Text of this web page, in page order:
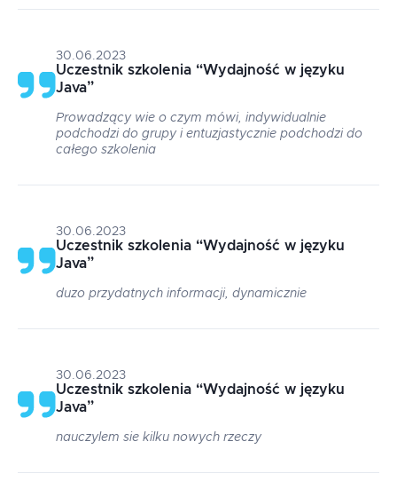
30.06.2023
Uczestnik szkolenia “Wydajność w języku
Java”
Prowadzący wie o czym mówi, indywidualnie
podchodzi do grupy i entuzjastycznie podchodzi do
całego szkolenia
30.06.2023
Uczestnik szkolenia “Wydajność w języku
Java”
duzo przydatnych informacji, dynamicznie
30.06.2023
Uczestnik szkolenia “Wydajność w języku
Java”
nauczylem sie kilku nowych rzeczy